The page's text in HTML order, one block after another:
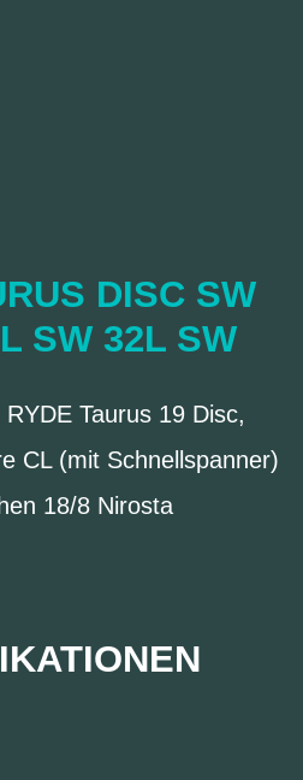
DISC SW
SW 32L SW
Taurus 19 Disc,
CL (mit Schnellspanner)
18/8 Nirosta